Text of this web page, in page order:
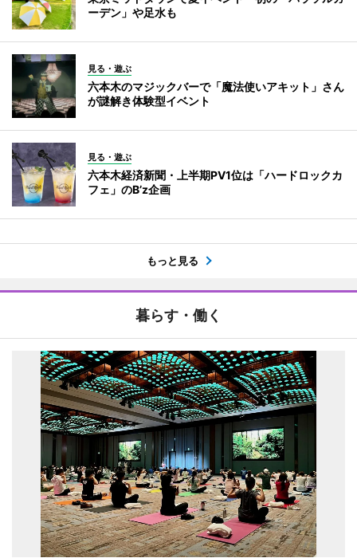
ーデン」や足水も
見る・遊ぶ
六本木のマジックバーで「魔法使いアキット」さん
が謎解き体験型イベント
見る・遊ぶ
六本木経済新聞・上半期PV1位は「ハードロックカ
フェ」のB’z企画
もっと見る
暮らす・働く